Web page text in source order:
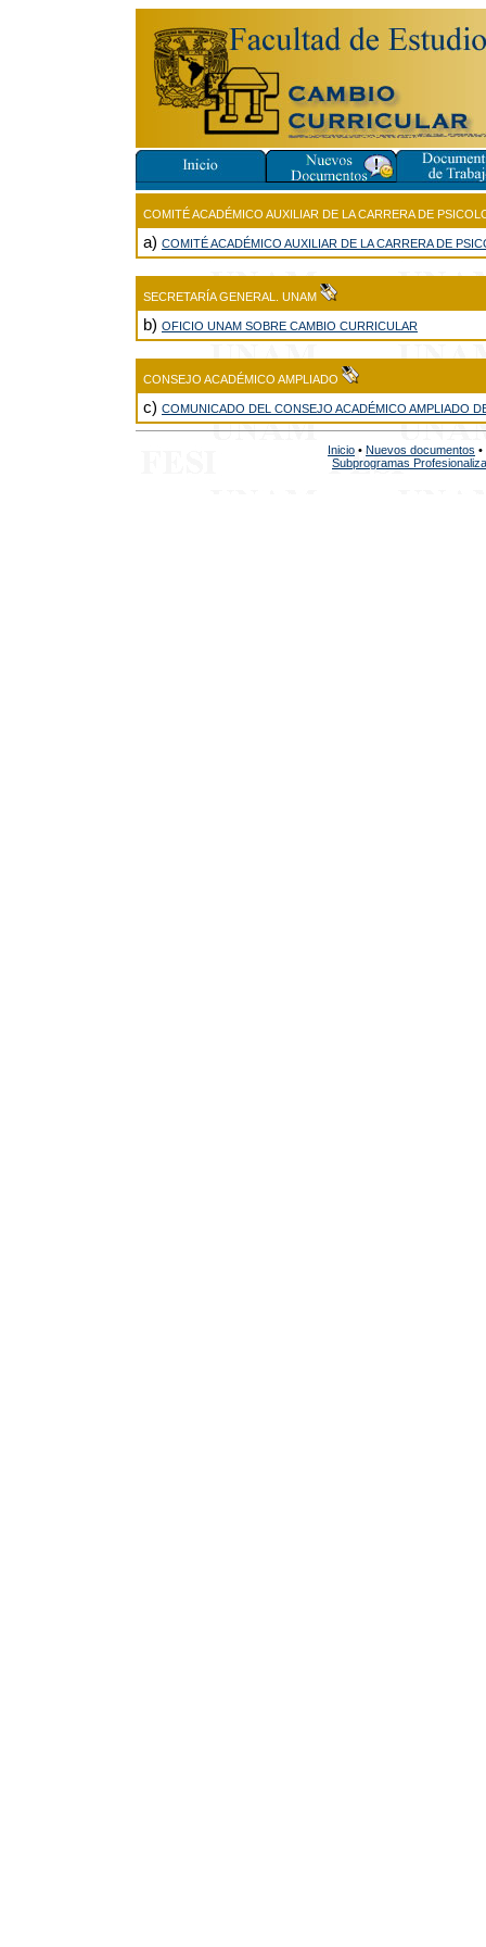
COMITÉ ACADÉMICO AUXILIAR DE LA CARRERA DE
a) COMITÉ ACADÉMICO AUXILIAR DE LA CARRERA DE
SECRETARÍA GENERAL. UNAM
b) OFICIO UNAM SOBRE CAMBIO CURRICULAR
CONSEJO ACADÉMICO AMPLIADO
c) COMUNICADO DEL CONSEJO ACADÉMICO AMPLIADO
Inicio • Nuevos documentos •
Subprogramas